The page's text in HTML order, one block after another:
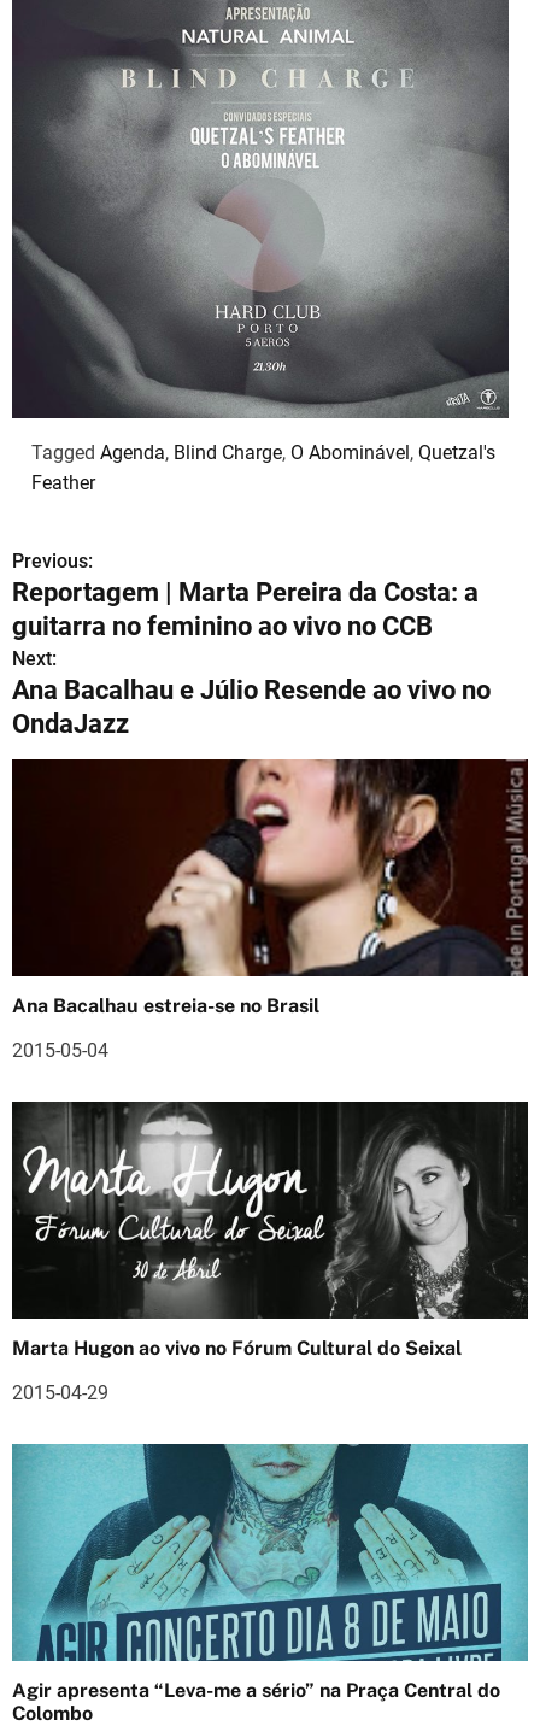
Tagged Agenda, Blind Charge, O Abominável, Quetzal's
Feather
N
a
v
e
g
d
i
s
Previous:
Reportagem | Marta Pereira da Costa: a
guitarra no feminino ao vivo no CCB
Next:
Ana Bacalhau e Júlio Resende ao vivo no
OndaJazz
Ana Bacalhau estreia-se no Brasil
2015-05-04
Marta Hugon ao vivo no Fórum Cultural do Seixal
2015-04-29
Agir apresenta “Leva-me a sério” na Praça Central do
Colombo